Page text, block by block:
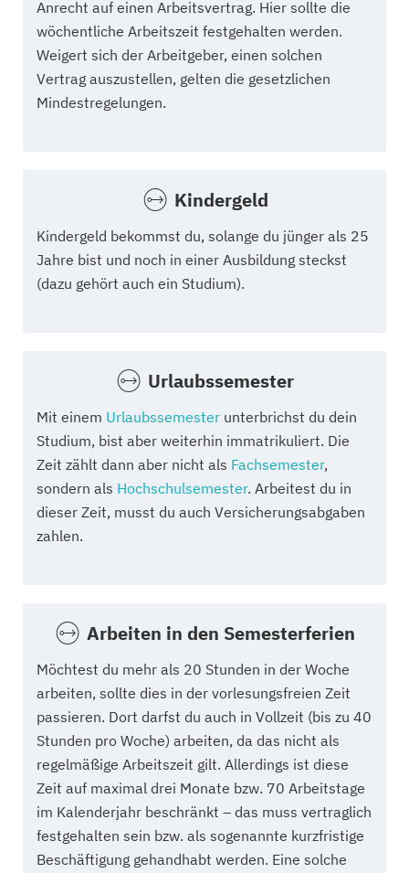
Anrecht auf einen Arbeitsvertrag. Hier sollte die
wöchentliche Arbeitszeit festgehalten werden.
Weigert sich der Arbeitgeber, einen solchen
Vertrag auszustellen, gelten die gesetzlichen
Mindestregelungen.
Kindergeld
Kindergeld bekommst du, solange du jünger als 25
Jahre bist und noch in einer Ausbildung steckst
(dazu gehört auch ein Studium).
Urlaubssemester
Mit einem Urlaubssemester unterbrichst du dein
Studium, bist aber weiterhin immatrikuliert. Die
Zeit zählt dann aber nicht als Fachsemester,
sondern als Hochschulsemester. Arbeitest du in
dieser Zeit, musst du auch Versicherungsabgaben
zahlen.
Arbeiten in den Semesterferien
Möchtest du mehr als 20 Stunden in der Woche
arbeiten, sollte dies in der vorlesungsfreien Zeit
passieren. Dort darfst du auch in Vollzeit (bis zu 40
Stunden pro Woche) arbeiten, da das nicht als
regelmäßige Arbeitszeit gilt. Allerdings ist diese
Zeit auf maximal drei Monate bzw. 70 Arbeitstage
im Kalenderjahr beschränkt – das muss vertraglich
festgehalten sein bzw. als sogenannte kurzfristige
Beschäftigung gehandhabt werden. Eine solche